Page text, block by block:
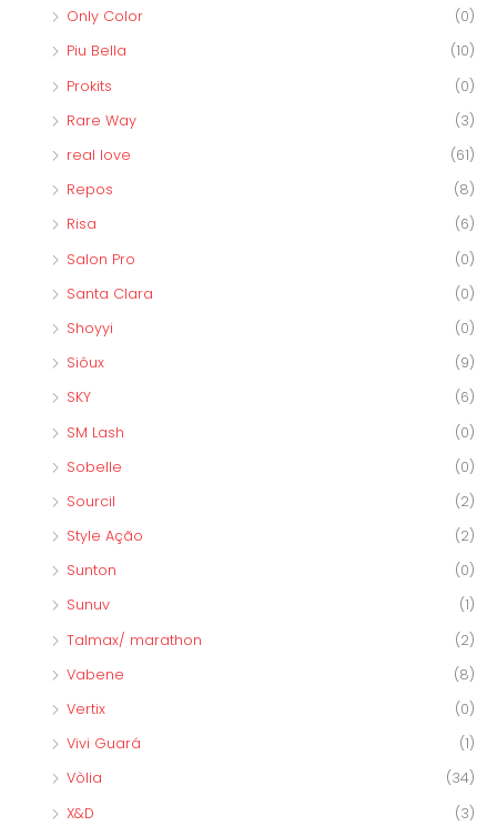
Only Color
(0)
Piu Bella
(10)
Prokits
(0)
Rare Way
(3)
real love
(61)
Repos
(8)
Risa
(6)
Salon Pro
(0)
Santa Clara
(0)
Shoyyi
(0)
Siôux
(9)
SKY
(6)
SM Lash
(0)
Sobelle
(0)
Sourcil
(2)
Style Ação
(2)
Sunton
(0)
Sunuv
(1)
Talmax/ marathon
(2)
Vabene
(8)
Vertix
(0)
Vivi Guará
(1)
Vòlia
(34)
X&D
(3)